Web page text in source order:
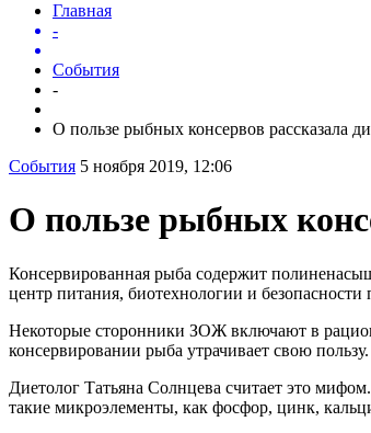
Главная
-
События
-
О пользе рыбных консервов рассказала
События 5 ноября 2019, 12:06
О пользе рыбных
Консервированная рыба содержит
центр питания, биотехнологии и
Некоторые сторонники ЗОЖ включают в
консервировании рыба утрачивает свою пользу.
Диетолог Татьяна Солнцева считает это
такие микроэлементы, как фосфор, цинк,